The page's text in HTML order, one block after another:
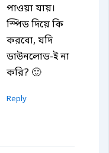
পাওয়া যায়।
স্পিড দিয়ে কি
করবো, যদি
ডাউনলোড-ই না
করি? 🙂
Reply